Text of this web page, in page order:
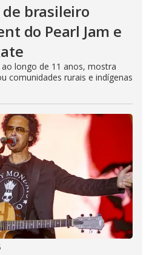
brasileiro
do Pearl Jam e
longo de 11 anos, mostra
comunidades rurais e indígenas